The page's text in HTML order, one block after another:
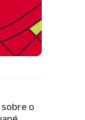
sobre o